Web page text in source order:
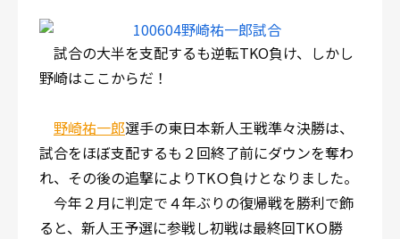
試合の大半を支配するも逆転TKO負け、しかし
野崎はここからだ！
野崎祐一郎選手の東日本新人王戦準々決勝は、
試合をほぼ支配するも２回終了前にダウンを奪わ
れ、その後の追撃によりTKＯ負けとなりました。
今年２月に判定で４年ぶりの復帰戦を勝利で飾
ると、新人王予選に参戦し初戦は最終回TKＯ勝